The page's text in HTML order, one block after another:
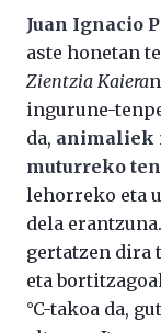
Juan Ignacio
aste honetan
Zientzia Kaiera
ingurune-
da, animaliek
muturreko
lehorreko eta
dela
gertatzen dira
eta
°C-takoa da,